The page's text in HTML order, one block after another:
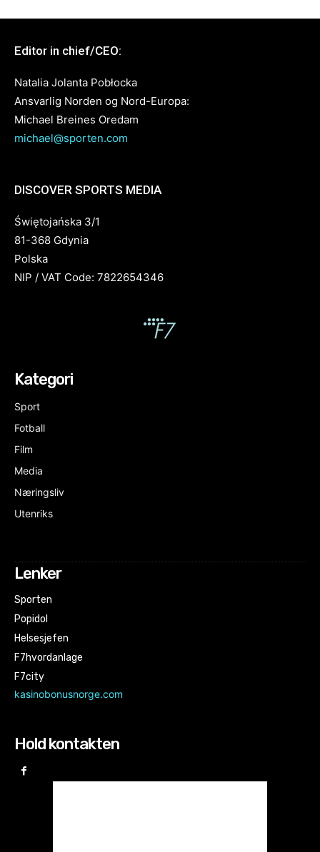
Editor in chief/CEO:
Natalia Jolanta Pobłocka
Ansvarlig Norden og Nord-Europa:
Michael Breines Oredam
michael@sporten.com
DISCOVER SPORTS MEDIA
Świętojańska 3/1
81-368 Gdynia
Polska
NIP / VAT Code: 7822654346
Kategori
Sport
Fotball
Film
Media
Næringsliv
Utenriks
Lenker
Sporten
Popidol
Helsesjefen
F7hvordanlage
F7city
kasinobonusnorge.com
Hold kontakten